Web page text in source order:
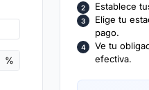
%
Establece
Elige tu
pago.
Ve tu
efectiva.